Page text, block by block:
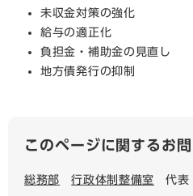
未収金対策の強化
給与の適正化
負担金・補助金の見直し
地方債発行の抑制
このページに関するお
総務部 行政体制整備室 代表